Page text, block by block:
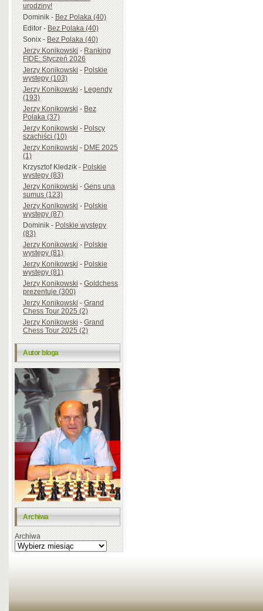
urodziny!
Dominik-Bez Polaka (40)
Editor-Bez Polaka (40)
Sonix-Bez Polaka (40)
Jerzy Konikowski-Ranking
FIDE: Styczeń 2026
Jerzy Konikowski-Polskie
występy (103)
Jerzy Konikowski-Legendy
(193)
Jerzy Konikowski-Bez
Polaka (37)
Jerzy Konikowski-Polscy
szachiści (10)
Jerzy Konikowski-DME 2025
(1)
Krzysztof Kledzik-Polskie
występy (83)
Jerzy Konikowski-Gens una
sumus (123)
Jerzy Konikowski-Polskie
występy (87)
Dominik-Polskie występy
(83)
Jerzy Konikowski-Polskie
występy (81)
Jerzy Konikowski-Polskie
występy (81)
Jerzy Konikowski-Goldchess
prezentuje (300)
Jerzy Konikowski-Grand
Chess Tour 2025 (2)
Jerzy Konikowski-Grand
Chess Tour 2025 (2)
Autor bloga
Archiwa
Archiwa